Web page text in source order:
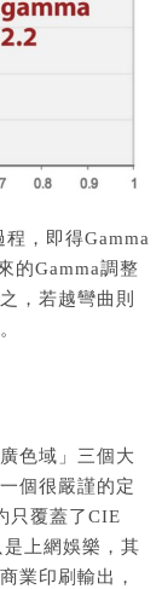
，即得Gamma
的Gamma調整
，若越彎曲則
色域」三個大
個很嚴謹的定
只覆蓋了CIE
上網娛樂，其
業印刷輸出，